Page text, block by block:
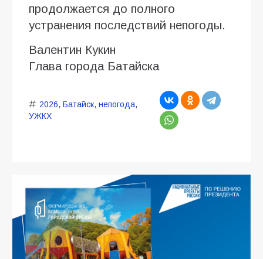
продолжается до полного
устранения последствий непогоды.
Валентин Кукин
Глава города Батайска
2026, Батайск, непогода,
УЖКХ